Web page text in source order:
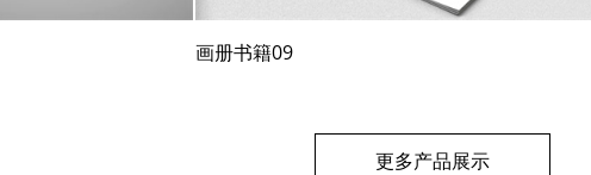
画册书籍09
更多产品展示